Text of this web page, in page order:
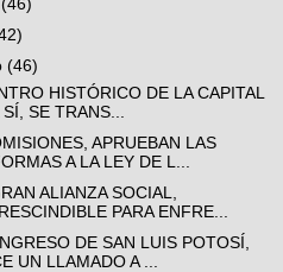
(46)
(46)
HISTÓRICO DE LA CAPITAL
SE TRANS...
APRUEBAN LAS
A LA LEY DE L...
ALIANZA SOCIAL,
PARA ENFRE...
DE SAN LUIS POTOSÍ,
UN LLAMADO A ...